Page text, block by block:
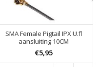
SMA Female Pigtail IPX U.fl
aansluiting 10CM
€5,95